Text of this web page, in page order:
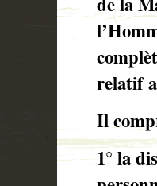
relatif
Il
1° la